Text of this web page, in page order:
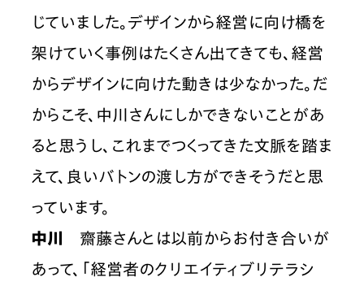
じていました。デザインから経営に向け橋を
架けていく事例はたくさん出てきても、経営
からデザインに向けた動きは少なかった。だ
からこそ、中川さんにしかできないことがあ
ると思うし、これまでつくってきた文脈を踏ま
えて、良いバトンの渡し方ができそうだと思
っています。
中川
齋藤さんとは以前からお付き合いが
あって、「経営者のクリエイティブリテラシ